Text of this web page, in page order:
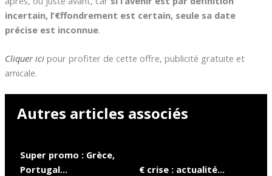
incertain, l’€ffondrement est certain, seule sa date
précise est inconnue.
Cliquer ici pour profiter de cette offre, publicité gratuite et
amicale.
Autres articles associés
Super promo : Grèce,
Portugal…
€ crise : actualité…